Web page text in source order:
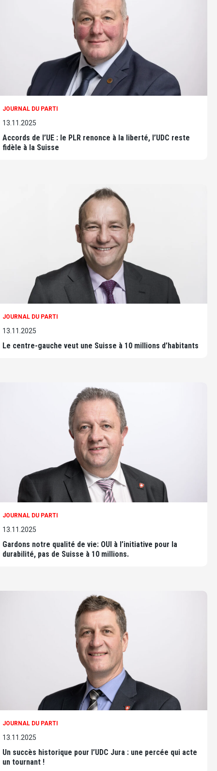
JOURNAL DU PARTI
13.11.2025
Accords de l’UE : le PLR renonce à la liberté, l’UDC reste
fidèle à la Suisse
JOURNAL DU PARTI
13.11.2025
Le centre-gauche veut une Suisse à 10 millions d’habitants
JOURNAL DU PARTI
13.11.2025
Gardons notre qualité de vie: OUI à l’initiative pour la
durabilité, pas de Suisse à 10 millions.
JOURNAL DU PARTI
13.11.2025
Un succès historique pour l’UDC Jura : une percée qui acte
un tournant !